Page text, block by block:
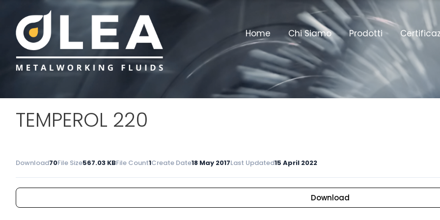
Home Chi Siamo Prodotti
TEMPEROL 220
Download70File Size567.03 KBFile Count1Create Date18 May 2017Last Updated15 April 2022
Download